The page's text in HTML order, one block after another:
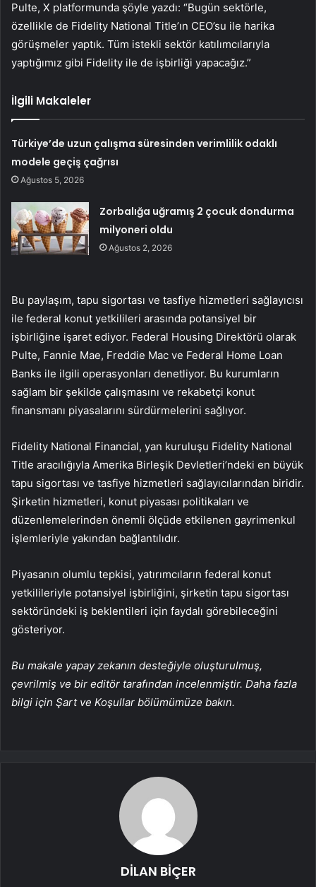
Pulte, X platformunda şöyle yazdı: “Bugün sektörle,
özellikle de Fidelity National Title’ın CEO’su ile harika
görüşmeler yaptık. Tüm istekli sektör katılımcılarıyla
yaptığımız gibi Fidelity ile de işbirliği yapacağız.”
İlgili Makaleler
Türkiye’de uzun çalışma süresinden verimlilik odaklı
modele geçiş çağrısı
Ağustos 5, 2026
Zorbalığa uğramış 2 çocuk dondurma
milyoneri oldu
Ağustos 2, 2026
Bu paylaşım, tapu sigortası ve tasfiye hizmetleri sağlayıcısı
ile federal konut yetkilileri arasında potansiyel bir
işbirliğine işaret ediyor. Federal Housing Direktörü olarak
Pulte, Fannie Mae, Freddie Mac ve Federal Home Loan
Banks ile ilgili operasyonları denetliyor. Bu kurumların
sağlam bir şekilde çalışmasını ve rekabetçi konut
finansmanı piyasalarını sürdürmelerini sağlıyor.
Fidelity National Financial, yan kuruluşu Fidelity National
Title aracılığıyla Amerika Birleşik Devletleri’ndeki en büyük
tapu sigortası ve tasfiye hizmetleri sağlayıcılarından biridir.
Şirketin hizmetleri, konut piyasası politikaları ve
düzenlemelerinden önemli ölçüde etkilenen gayrimenkul
işlemleriyle yakından bağlantılıdır.
Piyasanın olumlu tepkisi, yatırımcıların federal konut
yetkilileriyle potansiyel işbirliğini, şirketin tapu sigortası
sektöründeki iş beklentileri için faydalı görebileceğini
gösteriyor.
Bu makale yapay zekanın desteğiyle oluşturulmuş,
çevrilmiş ve bir editör tarafından incelenmiştir. Daha fazla
bilgi için Şart ve Koşullar bölümümüze bakın.
DİLAN BİÇER